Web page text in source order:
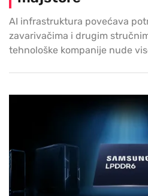
AI infrastruktura povećava
zavarivačima i drugim
tehnološke kompanije nude